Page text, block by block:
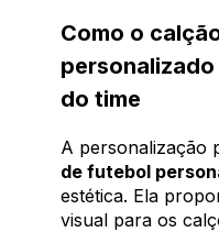
Como o
do time
A personalização
de futebol
estética. Ela
visual para os